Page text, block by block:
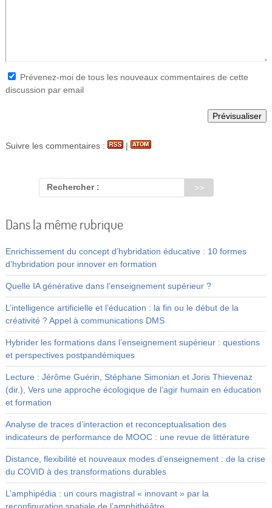
Prévenez-moi de tous les nouveaux commentaires de cette
discussion par email
Suivre les commentaires : |
Rechercher :
Dans la même rubrique
Enrichissement du concept d’hybridation éducative : 10 formes
d’hybridation pour innover en formation
Quelle IA générative dans l’enseignement supérieur ?
L’intelligence artificielle et l’éducation : la fin ou le début de la
créativité ? Appel à communications DMS
Hybrider les formations dans l’enseignement supérieur : questions
et perspectives postpandémiques
Lecture : Jérôme Guérin, Stéphane Simonian et Joris Thievenaz
(dir.), Vers une approche écologique de l’agir humain en éducation
et formation
Analyse de traces d’interaction et reconceptualisation des
indicateurs de performance de MOOC : une revue de littérature
Distance, flexibilité et nouveaux modes d’enseignement : de la crise
du COVID à des transformations durables
L’amphipédia : un cours magistral « innovant » par la
reconfiguration spatiale de l’amphithéâtre